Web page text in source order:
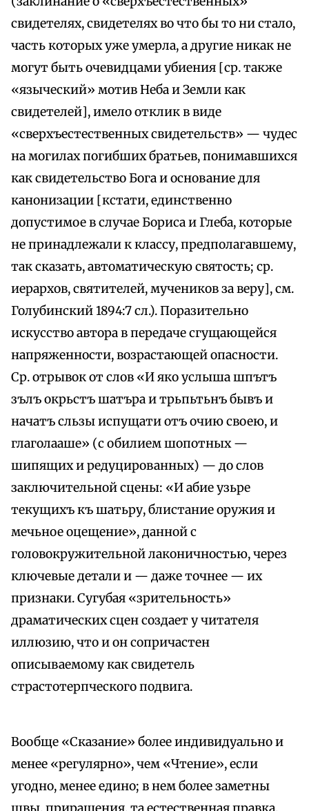
свидетелях, свидетелях во что бы то ни стало,
часть которых уже умерла, а другие никак не
могут быть очевидцами убиения [ср. также
«языческий» мотив Неба и Земли как
свидетелей], имело отклик в виде
«сверхъестественных свидетельств» — чудес
на могилах погибших братьев, понимавшихся
как свидетельство Бога и основание для
канонизации [кстати, единственно
допустимое в случае Бориса и Глеба, которые
не принадлежали к классу, предполагавшему,
так сказать, автоматическую святость; ср.
иерархов, святителей, мучеников за веру], см.
Голубинский 1894:7 сл.). Поразительно
искусство автора в передаче сгущающейся
напряженности, возрастающей опасности.
Ср. отрывок от слов «И яко услыша шпътъ
зълъ окрьстъ шатърa и трьпьтьнъ бывъ и
начатъ сльзы испущати отъ очию своею, и
глаголааше» (с обилием шопотных —
шипящих и редуцированных) — до слов
заключительной сцены: «И абие узьре
текущихъ къ шатьру, блистание оружия и
мечьное оцещение», данной с
головокружительной лаконичностью, через
ключевые детали и — даже точнее — их
признаки. Сугубая «зрительность»
драматических сцен создает у читателя
иллюзию, что и он сопричастен
описываемому как свидетель
страстотерпческого подвига.
Вообще «Сказание» более индивидуально и
менее «регулярно», чем «Чтение», если
угодно, менее едино; в нем более заметны